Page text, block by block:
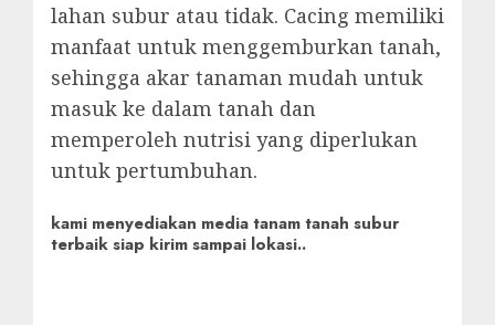
lahan subur atau tidak. Cacing memiliki
manfaat untuk menggemburkan tanah,
sehingga akar tanaman mudah untuk
masuk ke dalam tanah dan
memperoleh nutrisi yang diperlukan
untuk pertumbuhan.
kami menyediakan media tanam tanah subur
terbaik siap kirim sampai lokasi..